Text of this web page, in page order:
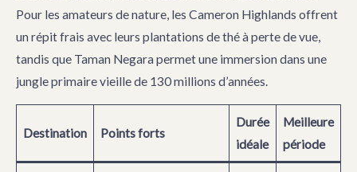
Pour les amateurs de nature, les Cameron Highlands offrent
un répit frais avec leurs plantations de thé à perte de vue,
tandis que Taman Negara permet une immersion dans une
jungle primaire vieille de 130 millions d’années.
Destination Points forts
Durée
idéale
Meilleure
période